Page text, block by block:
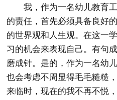
我，作为一名幼儿教育
的责任，首先必须具备良好
的世界观和人生观。在这一
习的机会来表现自己。有句
磨成针。是的，作为一名幼
也会考虑不周显得毛毛糙糙
来临时，现在的我不再不悦